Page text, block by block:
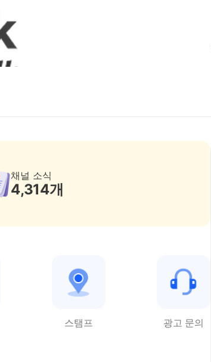
채널 소식
4,314개
스탬프 광고 문의